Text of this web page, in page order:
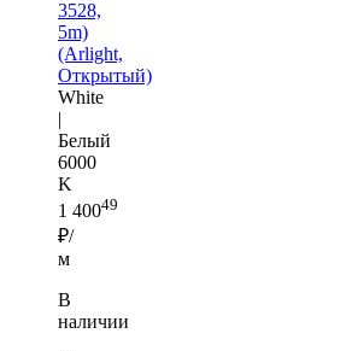
3528,
5m)
(Arlight,
Открытый)
White
|
Белый
6000
K
1 40049
₽/
м
В
наличии